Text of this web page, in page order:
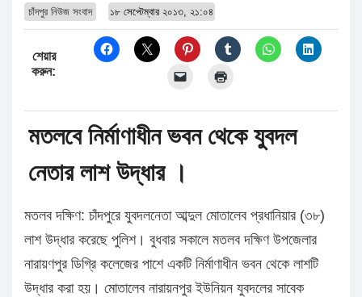
চাঁদপুর নিউজ সংবাদ ১৮ সেপ্টেম্বার ২০১৩, ২১:০৪
শেয়ার
করুন:
মতলবে নির্মাণাধীন ভবন থেকে যুবদল
নেতার লাশ উদ্ধার ।
মতলব দক্ষিণ: চাঁদপুরে যুবদলনেতা আব্দুল মোতালেব প্রধানিয়ার (৩৮)
লাশ উদ্ধার করেছে পুলিশ। বুধবার সকালে মতলব দক্ষিণ উপজেলার
নারায়ণপুর ডিগ্রি কলেজের পাশে একটি নির্মাণাধীন ভবন থেকে লাশটি
উদ্ধার করা হয়। মোতালেব নারায়নপুর ইউনিয়ন যুবদলের সাবেক